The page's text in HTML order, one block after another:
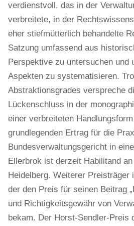
verdienstvoll, das in der
verbreitete, in der
eher stiefmütterlich behandelte
Satzung umfassend aus
Perspektive zu untersuchen und
Aspekten zu systematisieren.
Abstraktionsgrades verspreche
Lückenschluss in der
einer verbreiteten
grundlegenden Ertrag für die
Bundesverwaltungsgericht in
Ellerbrok ist derzeit Habilitand
Heidelberg. Weiterer Preisträger
der den Preis für seinen Beitrag
und Richtigkeitsgewähr von
bekam. Der Horst-Sendler-Preis